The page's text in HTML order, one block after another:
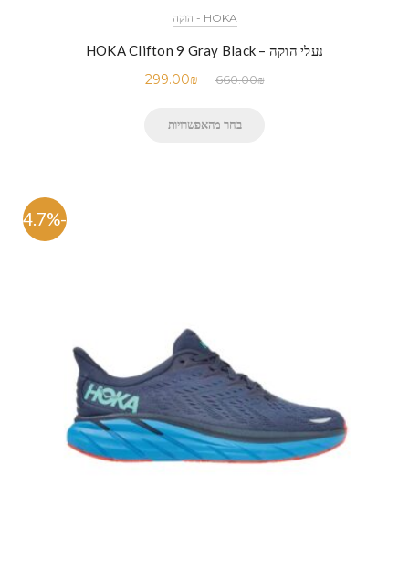
HOKA - הוקה
נעלי הוקה – HOKA Clifton 9 Gray Black
660.00₪
299.00₪
בחר מהאפשרויות
-54.7%